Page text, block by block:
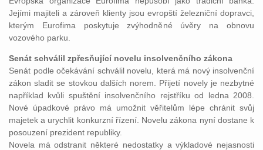
Jejími majiteli a zároveň klienty jsou evropští železniční dopravci,
kterým Eurofima poskytuje zvýhodněné úvěry na obnovu
vozového parku.
Senát schválil zpřesňující novelu insolvenčního zákona
Senát podle očekávání schválil novelu, která má nový insolvenční
zákon sladit se stovkou dalších norem. Přijetí novely je nezbytné
například kvůli spuštění insolvenčního rejstříku od ledna 2008.
Nové úpadkové právo má umožnit věřitelům lépe chránit svůj
majetek a urychlit konkurzní řízení. Novelu zákona nyní dostane k
posouzení prezident republiky.
Novela má odstranit některé nedostatky a výkladové nejasnosti